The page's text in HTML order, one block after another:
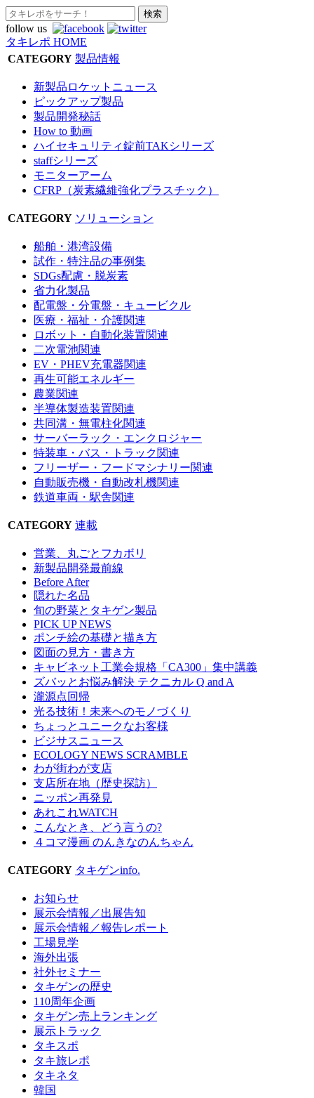
follow us
タキレポ HOME
CATEGORY 製品情報
新製品ロケットニュース
ピックアップ製品
製品開発秘話
How to 動画
ハイセキュリティ錠前TAKシリーズ
staffシリーズ
モニターアーム
CFRP（炭素繊維強化プラスチック）
CATEGORY ソリューション
船舶・港湾設備
試作・特注品の事例集
SDGs配慮・脱炭素
省力化製品
配電盤・分電盤・キュービクル
医療・福祉・介護関連
ロボット・自動化装置関連
二次電池関連
EV・PHEV充電器関連
再生可能エネルギー
農業関連
半導体製造装置関連
共同溝・無電柱化関連
サーバーラック・エンクロジャー
特装車・バス・トラック関連
フリーザー・フードマシナリー関連
自動販売機・自動改札機関連
鉄道車両・駅舎関連
CATEGORY 連載
営業、丸ごとフカボリ
新製品開発最前線
Before After
隠れた名品
旬の野菜とタキゲン製品
PICK UP NEWS
ポンチ絵の基礎と描き方
図面の見方・書き方
キャビネット工業会規格「CA300」集中講義
ズバッとお悩み解決 テクニカル Q and A
瀧源点回帰
光る技術！未来へのモノづくり
ちょっとユニークなお客様
ビジサスニュース
ECOLOGY NEWS SCRAMBLE
わが街わが支店
支店所在地（歴史探訪）
ニッポン再発見
あれこれWATCH
こんなとき、どう言うの?
４コマ漫画 のんきなのんちゃん
CATEGORY タキゲンinfo.
お知らせ
展示会情報／出展告知
展示会情報／報告レポート
工場見学
海外出張
社外セミナー
タキゲンの歴史
110周年企画
タキゲン売上ランキング
展示トラック
タキスポ
タキ旅レポ
タキネタ
韓国